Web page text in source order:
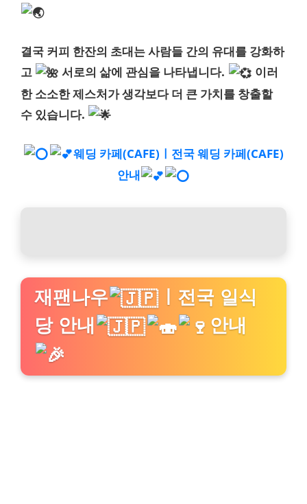
결국 커피 한잔의 초대는 사람들 간의 유대를 강화하
고
서로의 삶에 관심을 나타냅니다.
이러
한 소소한 제스처가 생각보다 더 큰 가치를 창출할
수 있습니다.
웨딩 카페(CAFE)ㅣ전국 웨딩 카페(CAFE)
안내
재팬나우
ㅣ전국 일식
당 안내
안내